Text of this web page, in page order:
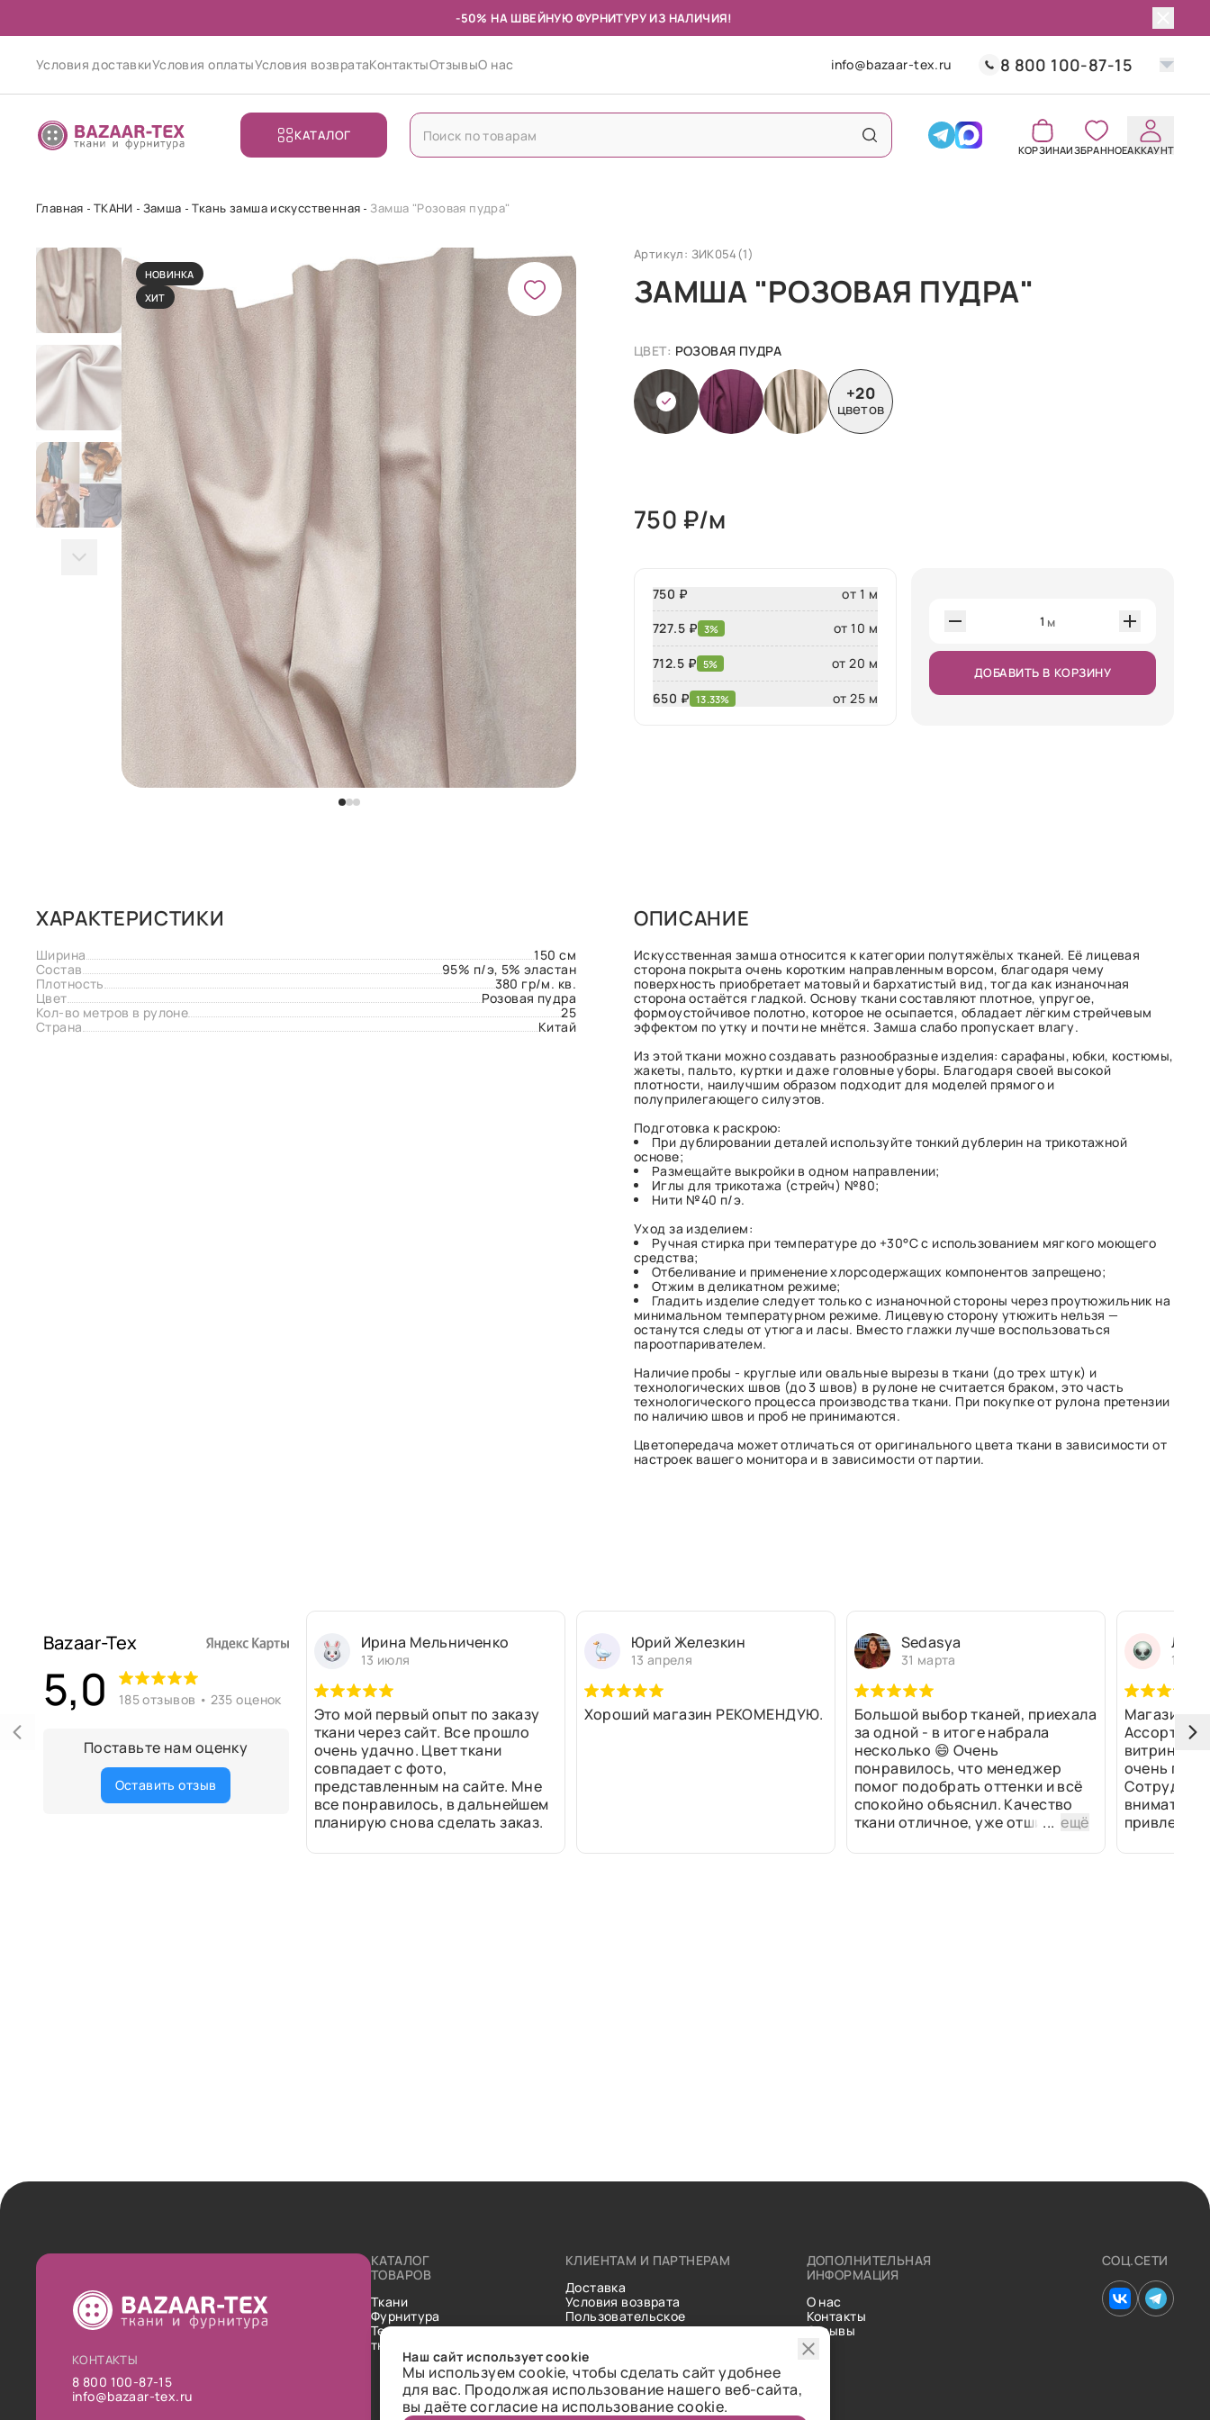
-50% НА ШВЕЙНУЮ ФУРНИТУРУ ИЗ НАЛИЧИЯ!
Условия доставкиУсловия оплатыУсловия возвратаКонтактыОтзывыО нас info@bazaar-tex.ru 8 800 100-87-15
КАТАЛОГ
КОРЗИНАИЗБРАННОЕАККАУНТ
Главная ТКАНИ Замша Ткань замша искусственная Замша "Розовая пудра"
НОВИНКА
ХИТ
Артикул: ЗИК054(1)
ЗАМША "РОЗОВАЯ ПУДРА"
ЦВЕТ: РОЗОВАЯ ПУДРА
+20
цветов
750 ₽/м
750 ₽
от 1 м
727.5 ₽ 3% от 10 м
712.5 ₽ 5% от 20 м
650 ₽ 13.33% от 25 м
1 м
ДОБАВИТЬ В КОРЗИНУ
ХАРАКТЕРИСТИКИ
Ширина
150 см
Состав
95% п/э, 5% эластан
Плотность
380 гр/м. кв.
Цвет
Розовая пудра
Кол-во метров в рулоне
25
Страна
Китай
ОПИСАНИЕ
Искусственная замша относится к категории полутяжёлых тканей. Её лицевая
сторона покрыта очень коротким направленным ворсом, благодаря чему
поверхность приобретает матовый и бархатистый вид, тогда как изнаночная
сторона остаётся гладкой. Основу ткани составляют плотное, упругое,
формоустойчивое полотно, которое не осыпается, обладает лёгким стрейчевым
эффектом по утку и почти не мнётся. Замша слабо пропускает влагу.
Из этой ткани можно создавать разнообразные изделия: сарафаны, юбки, костюмы,
жакеты, пальто, куртки и даже головные уборы. Благодаря своей высокой
плотности, наилучшим образом подходит для моделей прямого и
полуприлегающего силуэтов.
Подготовка к раскрою:
При дублировании деталей используйте тонкий дублерин на трикотажной
основе;
Размещайте выкройки в одном направлении;
Иглы для трикотажа (стрейч) №80;
Нити №40 п/э.
Уход за изделием:
Ручная стирка при температуре до +30°C с использованием мягкого моющего
средства;
Отбеливание и применение хлорсодержащих компонентов запрещено;
Отжим в деликатном режиме;
Гладить изделие следует только с изнаночной стороны через проутюжильник на
минимальном температурном режиме. Лицевую сторону утюжить нельзя —
останутся следы от утюга и ласы. Вместо глажки лучше воспользоваться
пароотпаривателем.
Наличие пробы - круглые или овальные вырезы в ткани (до трех штук) и
технологических швов (до 3 швов) в рулоне не считается браком, это часть
технологического процесса производства ткани. При покупке от рулона претензии
по наличию швов и проб не принимаются.
Цветопередача может отличаться от оригинального цвета ткани в зависимости от
настроек вашего монитора и в зависимости от партии.
Bazaar-Tex
5,0 185 отзывов • 235 оценок
Поставьте нам оценку
Оставить отзыв
Ирина Мельниченко
13 июля
Это мой первый опыт по заказу
ткани через сайт. Все прошло
очень удачно. Цвет ткани
совпадает с фото,
представленным на сайте. Мне
все понравилось, в дальнейшем
планирую снова сделать заказ.
Юрий Железкин
13 апреля
Хороший магазин РЕКОМЕНДУЮ.
Sedasya
31 марта
Большой выбор тканей, приехала
за одной - в итоге набрала
несколько 😄 Очень
понравилось, что менеджер
помог подобрать оттенки и всё
спокойно объяснил. Качество
ткани отличное, уже отшили...ещё
13
Магазин
витринах
очень
привлек
рулоны
КОНТАКТЫ
8 800 100-87-15
info@bazaar-tex.ru
КАТАЛОГ
ТОВАРОВ
Ткани
Фурнитура
Технические
ткани
КЛИЕНТАМ И ПАРТНЕРАМ
Доставка
Условия возврата
Пользовательское
соглашение
Статьи
ДОПОЛНИТЕЛЬНАЯ
ИНФОРМАЦИЯ
О нас
Контакты
Отзывы
СОЦ.СЕТИ
Наш сайт использует cookie
Мы используем cookie, чтобы сделать сайт удобнее
для вас. Продолжая использование нашего веб-сайта,
вы даёте согласие на использование cookie.